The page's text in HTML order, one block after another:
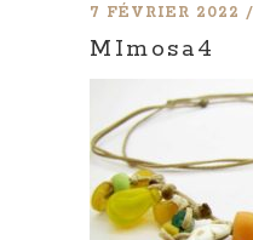
7 FÉVRIER 2022
MImosa4